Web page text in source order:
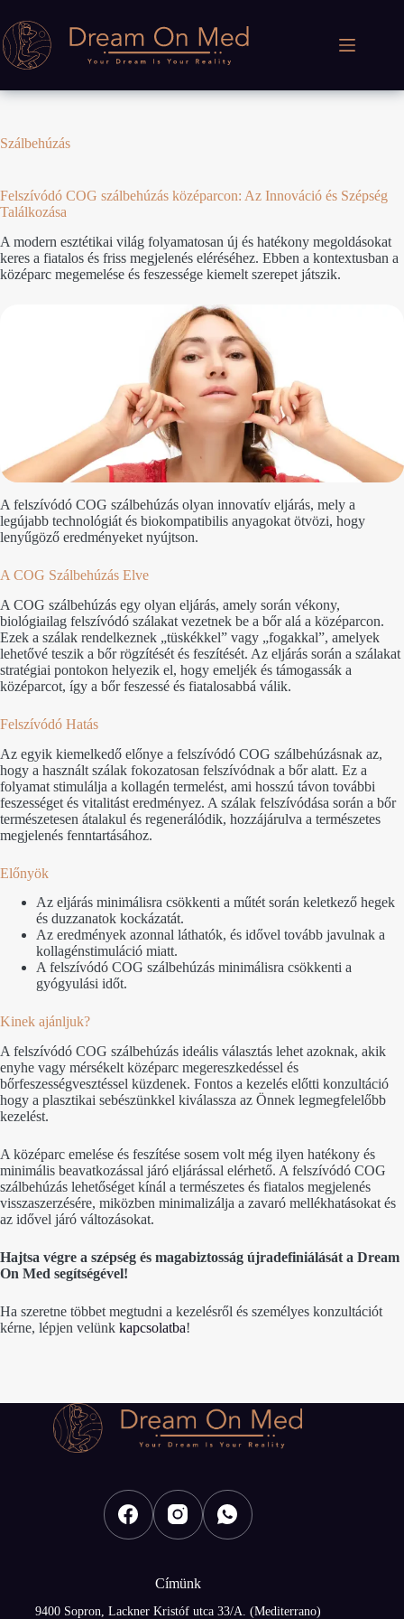
content
Szálbehúzás
Felszívódó COG szálbehúzás középarcon: Az Innováció és Szépség
Találkozása
A modern esztétikai világ folyamatosan új és hatékony megoldásokat
keres a fiatalos és friss megjelenés eléréséhez. Ebben a kontextusban a
középarc megemelése és feszessége kiemelt szerepet játszik.
A felszívódó COG szálbehúzás olyan innovatív eljárás, mely a
legújabb technológiát és biokompatibilis anyagokat ötvözi, hogy
lenyűgöző eredményeket nyújtson.
A COG Szálbehúzás Elve
A COG szálbehúzás egy olyan eljárás, amely során vékony,
biológiailag felszívódó szálakat vezetnek be a bőr alá a középarcon.
Ezek a szálak rendelkeznek „tüskékkel” vagy „fogakkal”, amelyek
lehetővé teszik a bőr rögzítését és feszítését. Az eljárás során a szálakat
stratégiai pontokon helyezik el, hogy emeljék és támogassák a
középarcot, így a bőr feszessé és fiatalosabbá válik.
Felszívódó Hatás
Az egyik kiemelkedő előnye a felszívódó COG szálbehúzásnak az,
hogy a használt szálak fokozatosan felszívódnak a bőr alatt. Ez a
folyamat stimulálja a kollagén termelést, ami hosszú távon további
feszességet és vitalitást eredményez. A szálak felszívódása során a bőr
természetesen átalakul és regenerálódik, hozzájárulva a természetes
megjelenés fenntartásához.
Előnyök
Az eljárás minimálisra csökkenti a műtét során keletkező hegek
és duzzanatok kockázatát.
Az eredmények azonnal láthatók, és idővel tovább javulnak a
kollagénstimuláció miatt.
A felszívódó COG szálbehúzás minimálisra csökkenti a
gyógyulási időt.
Kinek ajánljuk?
A felszívódó COG szálbehúzás ideális választás lehet azoknak, akik
enyhe vagy mérsékelt középarc megereszkedéssel és
bőrfeszességvesztéssel küzdenek. Fontos a kezelés előtti konzultáció
hogy a plasztikai sebészünkkel kiválassza az Önnek legmegfelelőbb
kezelést.
A középarc emelése és feszítése sosem volt még ilyen hatékony és
minimális beavatkozással járó eljárással elérhető. A felszívódó COG
szálbehúzás lehetőséget kínál a természetes és fiatalos megjelenés
visszaszerzésére, miközben minimalizálja a zavaró mellékhatásokat és
az idővel járó változásokat.
Hajtsa végre a szépség és magabiztosság újradefiniálását a Dream
On Med segítségével!
Ha szeretne többet megtudni a kezelésről és személyes konzultációt
kérne, lépjen velünk kapcsolatba!
Címünk
9400 Sopron, Lackner Kristóf utca 33/A. (Mediterrano)